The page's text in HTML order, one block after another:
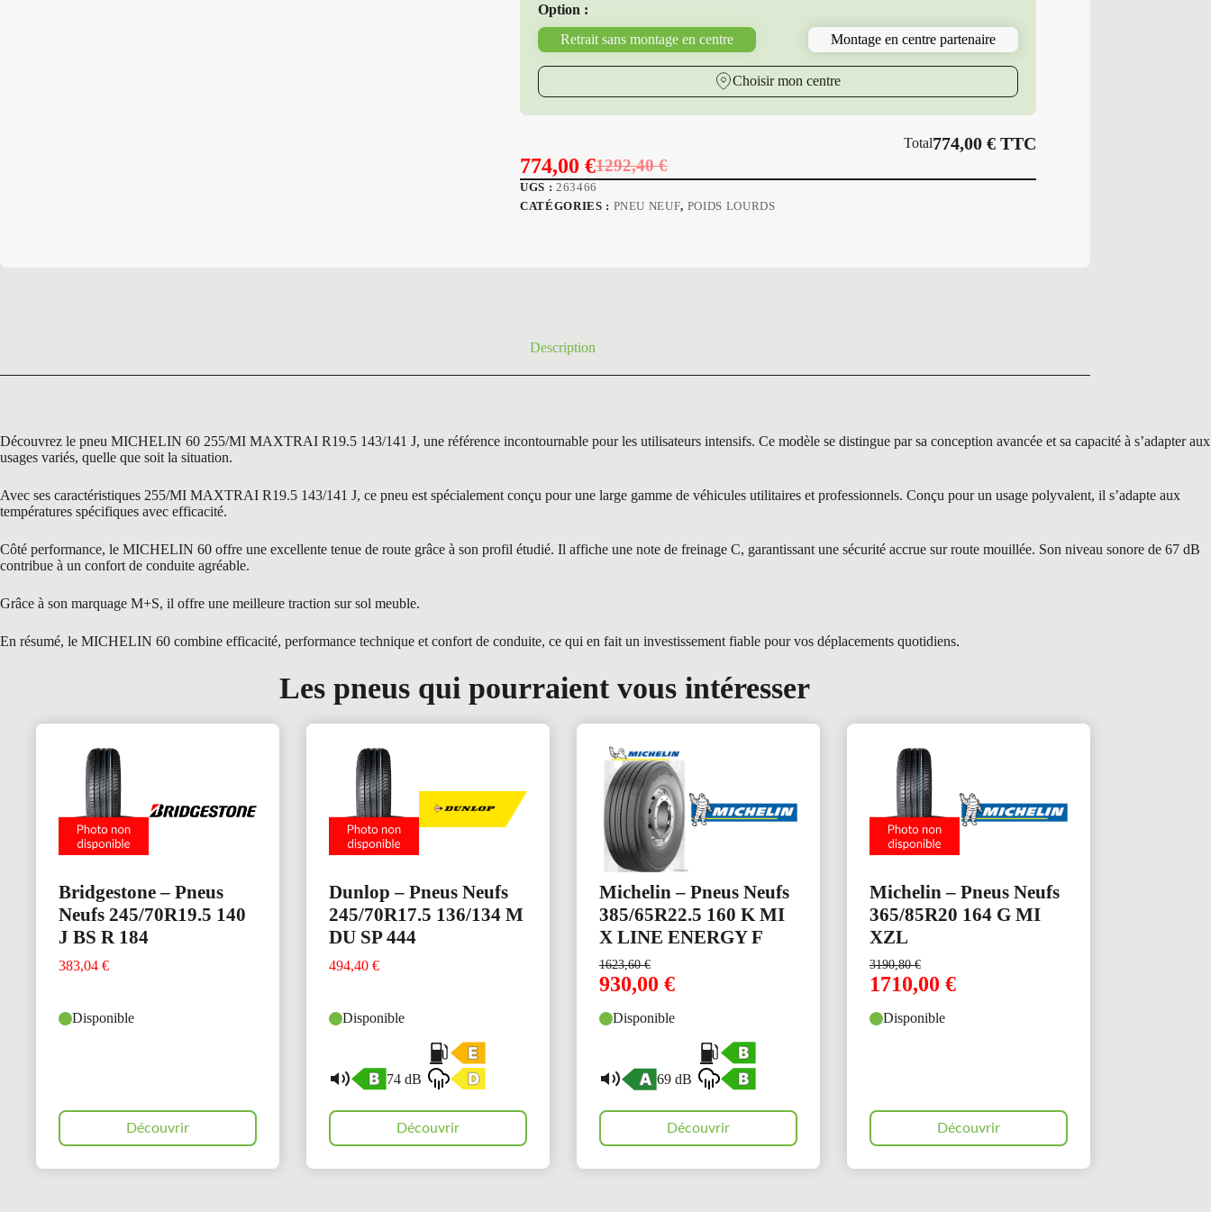
J
MI
Option :
Retrait sans montage en centre
Montage en centre partenaire
Choisir mon centre
Total774,00 €TTC
1292,40€
Le
prix
774,00€Le
prix
UGS : 263466
CATÉGORIES : PNEU NEUF, POIDS LOURDS
Description
Découvrez le pneu MICHELIN 60 255/MI MAXTRAI R19.5 143/141 J, une référence incontournable pour les utilisateurs intensifs. Ce modèle se distingue par sa conception avancée et sa capacité à s’adapter aux
usages variés, quelle que soit la situation.
Avec ses caractéristiques 255/MI MAXTRAI R19.5 143/141 J, ce pneu est spécialement conçu pour une large gamme de véhicules utilitaires et professionnels. Conçu pour un usage polyvalent, il s’adapte aux
températures spécifiques avec efficacité.
Côté performance, le MICHELIN 60 offre une excellente tenue de route grâce à son profil étudié. Il affiche une note de freinage C, garantissant une sécurité accrue sur route mouillée. Son niveau sonore de 67 dB
contribue à un confort de conduite agréable.
Grâce à son marquage M+S, il offre une meilleure traction sur sol meuble.
En résumé, le MICHELIN 60 combine efficacité, performance technique et confort de conduite, ce qui en fait un investissement fiable pour vos déplacements quotidiens.
Les pneus qui pourraient vous intéresser
Bridgestone – Pneus
Neufs 245/70R19.5 140
J BS R 184
383,04 €
Disponible
Découvrir
Dunlop – Pneus Neufs
245/70R17.5 136/134 M
DU SP 444
494,40 €
Disponible
74 dB
Découvrir
Michelin – Pneus Neufs
385/65R22.5 160 K MI
X LINE ENERGY F
1623,60€
930,00 €
Disponible
69 dB
Découvrir
Michelin – Pneus Neufs
365/85R20 164 G MI
XZL
3190,80€
1710,00 €
Disponible
Découvrir